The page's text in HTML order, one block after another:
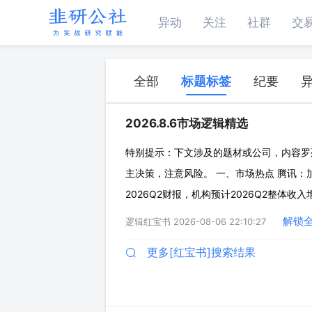
异动 关注 社群 交
全部 标题标签 纪要
2026.8.6市场逻辑精选
特别提示：下文涉及的题材或公司，内容
主决策，注意风险。 一、市场热点 腾讯
2026Q2财报，机构预计2026Q2整体收入
务（WorkBuddy、微信AI等）进展。
逻辑红宝书 2026-08-06 22:10:27 解锁
更多[红宝书]搜索结果